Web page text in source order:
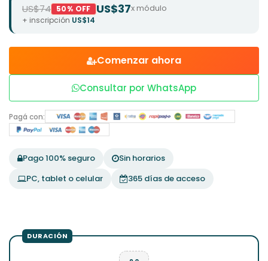
US$74 50% OFF US$37x módulo
+ inscripción US$14
Comenzar ahora
Consultar por WhatsApp
Pagá con:
Pago 100% seguro
Sin horarios
PC, tablet o celular
365 días de acceso